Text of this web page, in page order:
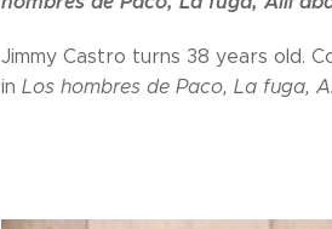
Jimmy Castro turns 38 years old.
in Los hombres de Paco, La fuga,